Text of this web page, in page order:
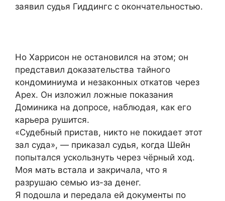
заявил судья Гиддингс с окончательностью.
Но Харрисон не остановился на этом; он
представил доказательства тайного
кондоминиума и незаконных откатов через
Apex. Он изложил ложные показания
Доминика на допросе, наблюдая, как его
карьера рушится.
«Судебный пристав, никто не покидает этот
зал суда», — приказал судья, когда Шейн
попытался ускользнуть через чёрный ход.
Моя мать встала и закричала, что я
разрушаю семью из-за денег.
Я подошла и передала ей документы по